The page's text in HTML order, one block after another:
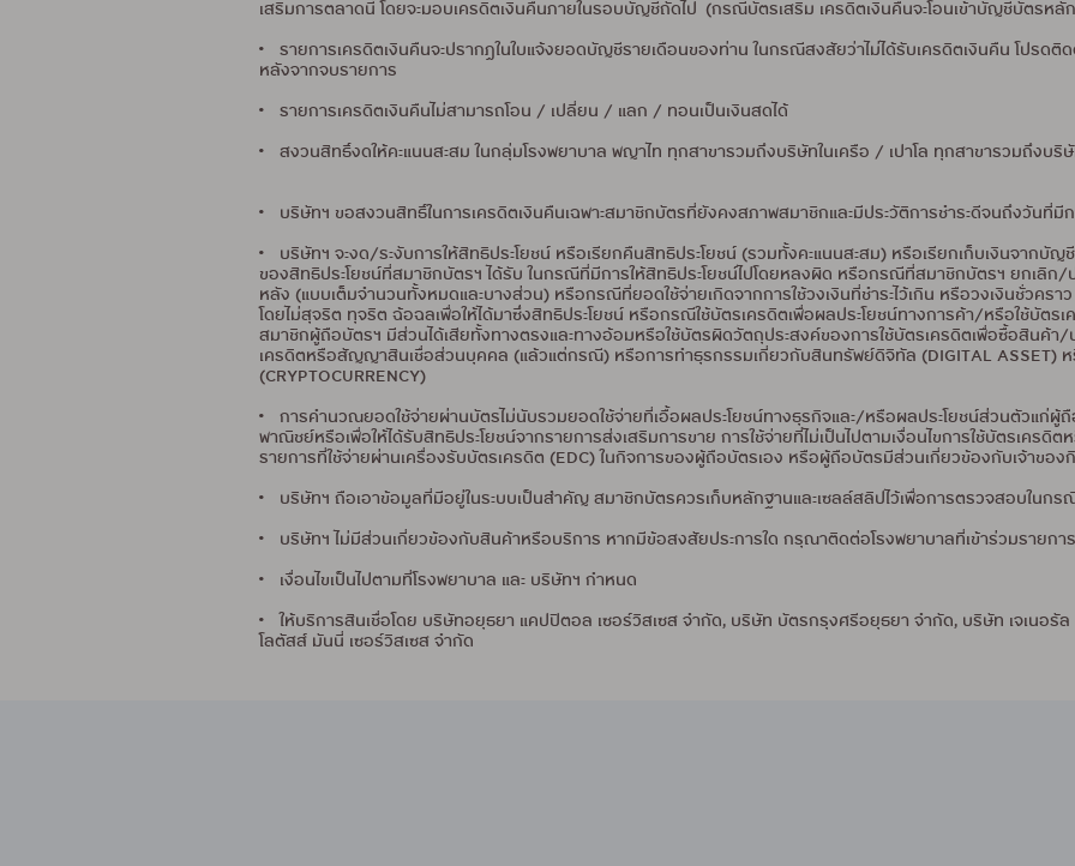
เสริมการตลาดนี้ โดยจะมอบเครดิตเงินคืนภายในรอบบัญชีถัดไป (กรณีบัตรเสริม เครดิตเงินคืนจะโอนเข้าบัญชีบัตรหลั
• รายการเครดิตเงินคืนจะปรากฏในใบแจ้งยอดบัญชีรายเดือนของท่าน ในกรณีสงสัยว่าไม่ได้รับเครดิตเงินคืน โปรด
หลังจากจบรายการ
• รายการเครดิตเงินคืนไม่สามารถโอน / เปลี่ยน / แลก / ทอนเป็นเงินสดได้
• สงวนสิทธิ์งดให้คะแนนสะสม ในกลุ่มโรงพยาบาล พญาไท ทุกสาขารวมถึงบริษัทในเครือ / เปาโล ทุกสาขารวมถึงบริษั
• บริษัทฯ ขอสงวนสิทธิ์ในการเครดิตเงินคืนเฉพาะสมาชิกบัตรที่ยังคงสภาพสมาชิกและมีประวัติการชำระดีจนถึงวันที่มี
• บริษัทฯ จะงด/ระงับการให้สิทธิประโยชน์ หรือเรียกคืนสิทธิประโยชน์ (รวมทั้งคะแนนสะสม) หรือเรียกเก็บเงินจากบั
ของสิทธิประโยชน์ที่สมาชิกบัตรฯ ได้รับ ในกรณีที่มีการให้สิทธิประโยชน์ไปโดยหลงผิด หรือกรณีที่สมาชิกบัตรฯ ยกเลิก/ป
หลัง (แบบเต็มจำนวนทั้งหมดและบางส่วน) หรือกรณีที่ยอดใช้จ่ายเกิดจากการใช้วงเงินที่ชำระไว้เกิน หรือวงเงินชั่วคร
โดยไม่สุจริต ทุจริต ฉ้อฉลเพื่อให้ได้มาซึ่งสิทธิประโยชน์ หรือกรณีใช้บัตรเครดิตเพื่อผลประโยชน์ทางการค้า/หรือใช้บัต
สมาชิกผู้ถือบัตรฯ มีส่วนได้เสียทั้งทางตรงและทางอ้อมหรือใช้บัตรผิดวัตถุประสงค์ของการใช้บัตรเครดิตเพื่อซื้อสินค้
เครดิตหรือสัญญาสินเชื่อส่วนบุคคล (แล้วแต่กรณี) หรือการทำธุรกรรมเกี่ยวกับสินทรัพย์ดิจิทัล (DIGITAL ASSET) ห
(CRYPTOCURRENCY)
• การคำนวณยอดใช้จ่ายผ่านบัตรไม่นับรวมยอดใช้จ่ายที่เอื้อผลประโยชน์ทางธุรกิจและ/หรือผลประโยชน์ส่วนตัวแก่ผู้ถื
พาณิชย์หรือเพื่อให้ได้รับสิทธิประโยชน์จากรายการส่งเสริมการขาย การใช้จ่ายที่ไม่เป็นไปตามเงื่อนไขการใช้บัตรเครดิ
รายการที่ใช้จ่ายผ่านเครื่องรับบัตรเครดิต (EDC) ในกิจการของผู้ถือบัตรเอง หรือผู้ถือบัตรมีส่วนเกี่ยวข้องกับเจ้าของ
• บริษัทฯ ถือเอาข้อมูลที่มีอยู่ในระบบเป็นสำคัญ สมาชิกบัตรควรเก็บหลักฐานและเซลล์สลิปไว้เพื่อการตรวจสอบในกร
• บริษัทฯ ไม่มีส่วนเกี่ยวข้องกับสินค้าหรือบริการ หากมีข้อสงสัยประการใด กรุณาติดต่อโรงพยาบาลที่เข้าร่วมรายกา
• เงื่อนไขเป็นไปตามที่โรงพยาบาล และ บริษัทฯ กำหนด
• ให้บริการสินเชื่อโดย บริษัทอยุธยา แคปปิตอล เซอร์วิสเซส จำกัด, บริษัท บัตรกรุงศรีอยุธยา จำกัด, บริษัท เจเนอรัล
โลตัสส์ มันนี่ เซอร์วิสเซส จำกัด